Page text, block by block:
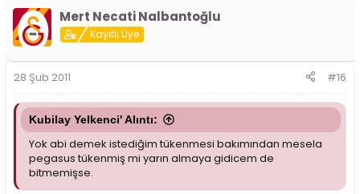
Mert Necati Nalbantoğlu
Kayıtlı Üye
28 Şub 2011 #16
Kubilay Yelkenci' Alıntı:
Yok abi demek istediğim tükenmesi bakımından mesela
pegasus tükenmiş mi yarın almaya gidicem de
bitmemişse.